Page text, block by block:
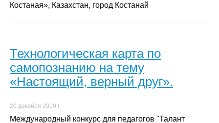
Костаная», Казахстан, город Костанай
Технологическая карта по
самопознанию на тему
«Настоящий, верный друг».
20 декабря 2019 г.
Международный конкурс для педагогов "Талант